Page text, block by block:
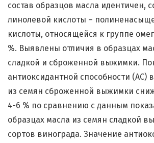
состав образцов масла идентичен,
линолевой кислоты –
кислоты, относящейся к группе
%. Выявлены отличия в образцах
сладкой и сброженной выжимки.
антиоксидантной способности (АС)
из семян сброженной выжимки
4-6 % по сравнению с данным
образцах масла из семян сладкой
сортов винограда. Значение